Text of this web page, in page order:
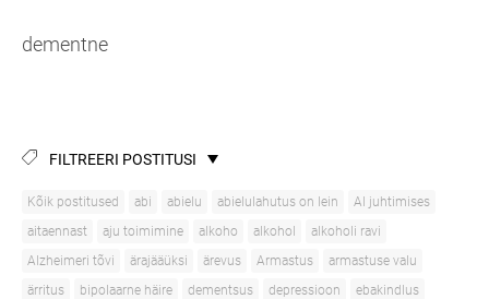
dementne
FILTREERI POSTITUSI
Kõik postitused abi abielu abielulahutus on lein
AI juhtimises
aitaennast
aju toimimine alkoho alkohol
alkoholi ravi
Alzheimeri tõvi
ärajääüksi ärevus Armastus
armastuse valu
ärritus
bipolaarne häire dementsus depressioon
ebakindlus